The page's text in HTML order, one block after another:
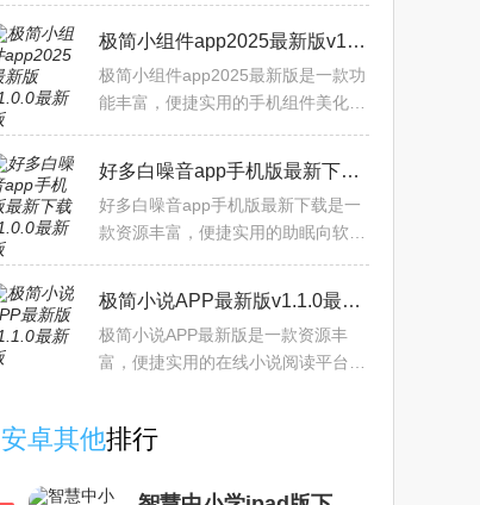
缓存、字体调整等特色，亮点是智能
排版、自定义标签，还能导
极简小组件app2025最新版v1.0.0最新版
极简小组件app2025最新版是一款功
能丰富，便捷实用的手机组件美化工
时钟，数字时钟，代办列表，倒数
日，相册组件等便捷工具，帮
好多白噪音app手机版最新下载v1.0.0最新版
好多白噪音app手机版最新下载是一
款资源丰富，便捷实用的助眠向软
各种雨声，自然，户外，动物，都市
等类型，支持自定义白噪音模
极简小说APP最新版v1.1.0最新版
极简小说APP最新版是一款资源丰
富，便捷实用的在线小说阅读平台。
园异界等，提供热门人气小说
安卓其他排行